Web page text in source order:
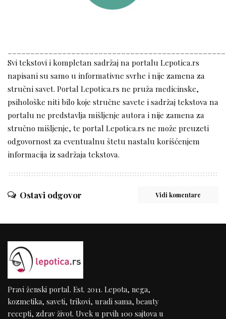
Svi tekstovi i kompletan sadržaj na portalu Lepotica.rs
napisani su samo u informativne svrhe i nije zamena za
stručni savet. Portal Lepotica.rs ne pruža medicinske,
psihološke niti bilo koje stručne savete i sadržaj tekstova na
portalu ne predstavlja mišljenje autora i nije zamena za
stručno mišljenje, te portal Lepotica.rs ne može preuzeti
odgovornost za eventualnu štetu nastalu korišćenjem
informacija iz sadržaja tekstova.
Ostavi odgovor Vidi komentare
Pravi ženski portal. Est. 2011. Lepota, nega,
kozmetika, saveti, trikovi, uradi sama, beauty
recepti, zdrav život. Uvek u prvih 100 sajtova u